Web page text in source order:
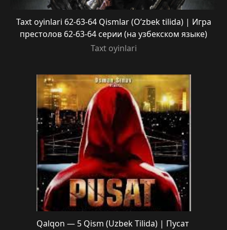
Taxt oyinlari 62-63-64 Qismlar (O’zbek tilida) | Игра
престолов 62-63-64 серии (на узбекском языке)
Taxt oyinlari
Qalqon — 5 Qism (Uzbek Tilida) | Пусат